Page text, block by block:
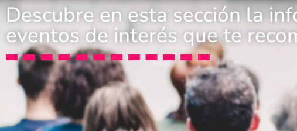
Descubre en esta sección la
eventos de interés que te